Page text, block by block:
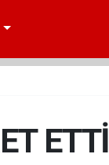
ETTİ